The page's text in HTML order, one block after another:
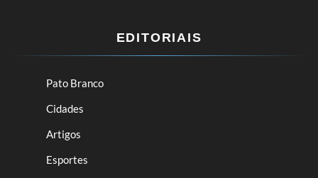
EDITORIAIS
Pato Branco
Cidades
Artigos
Esportes